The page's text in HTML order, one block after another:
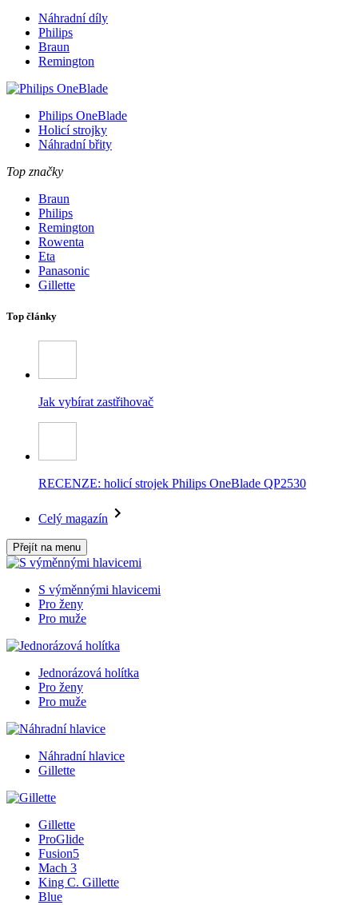
Náhradní díly
Philips
Braun
Remington
Philips OneBlade
Holicí strojky
Náhradní břity
Top značky
Braun
Philips
Remington
Rowenta
Eta
Panasonic
Gillette
Top články
Jak vybírat zastřihovač
RECENZE: holicí strojek Philips OneBlade QP2530
Celý magazín
Přejít na menu
S výměnnými hlavicemi
Pro ženy
Pro muže
Jednorázová holítka
Pro ženy
Pro muže
Náhradní hlavice
Gillette
Gillette
ProGlide
Fusion5
Mach 3
King C. Gillette
Blue